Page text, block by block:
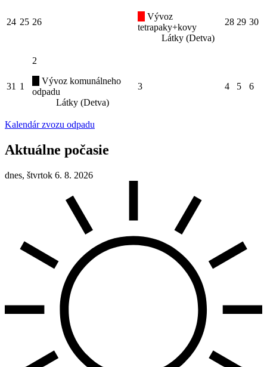
24 25 26
Vývoz
tetrapaky+kovy
Látky (Detva)
28 29 30
31 1
2
Vývoz komunálneho
odpadu
Látky (Detva)
3 4 5 6
Kalendár zvozu odpadu
Aktuálne počasie
dnes, štvrtok 6. 8. 2026